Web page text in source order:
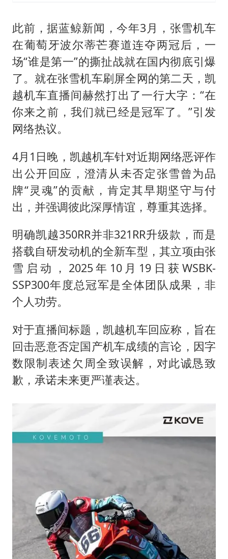
此前，据蓝鲸新闻，今年3月，张雪机车
在葡萄牙波尔蒂芒赛道连夺两冠后，一
场“谁是第一”的撕扯战就在国内彻底引爆
了。就在张雪机车刷屏全网的第二天，凯
越机车直播间赫然打出了一行大字：“在
你来之前，我们就已经是冠军了。”引发
网络热议。
4月1日晚，凯越机车针对近期网络恶评作
出公开回应，澄清从未否定张雪曾为品
牌“灵魂”的贡献，肯定其早期坚守与付
出，并强调彼此深厚情谊，尊重其选择。
明确凯越350RR并非321RR升级款，而是
搭载自研发动机的全新车型，其立项由张
雪启动，2025年10月19日获WSBK-
SSP300年度总冠军是全体团队成果，非
个人功劳。
对于直播间标题，凯越机车回应称，旨在
回击恶意否定国产机车成绩的言论，因字
数限制表述欠周全致误解，对此诚恳致
歉，承诺未来更严谨表达。